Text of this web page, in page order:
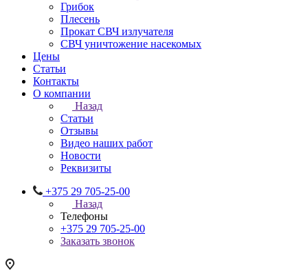
Грибок
Плесень
Прокат СВЧ излучателя
СВЧ уничтожение насекомых
Цены
Статьи
Контакты
О компании
Назад
Статьи
Отзывы
Видео наших работ
Новости
Реквизиты
+375 29 705-25-00
Назад
Телефоны
+375 29 705-25-00
Заказать звонок